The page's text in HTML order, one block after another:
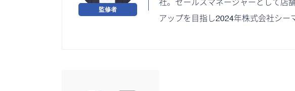
社。セールスマネージャーとして店
アップを目指し2024年株式会社シー